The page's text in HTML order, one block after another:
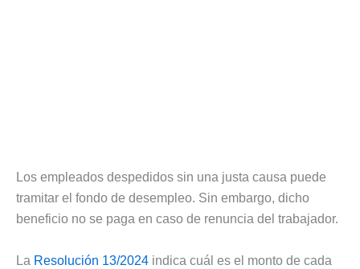
Los empleados despedidos sin una justa causa puede
tramitar el fondo de desempleo. Sin embargo, dicho
beneficio no se paga en caso de renuncia del trabajador.
La Resolución 13/2024 indica cuál es el monto de cada